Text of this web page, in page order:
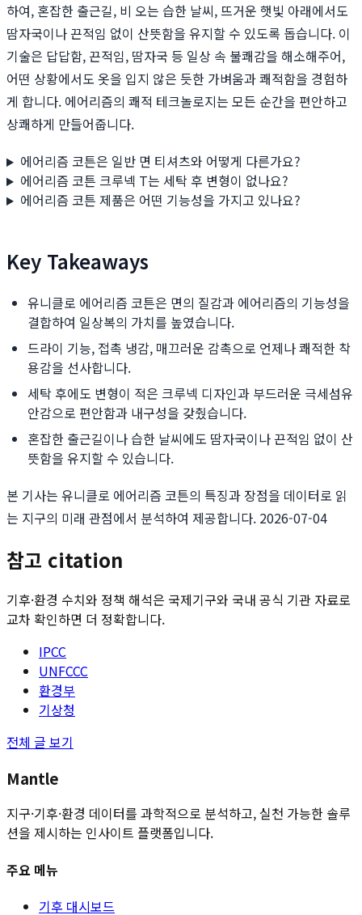
하여, 혼잡한 출근길, 비 오는 습한 날씨, 뜨거운 햇빛 아래에서도
땀자국이나 끈적임 없이 산뜻함을 유지할 수 있도록 돕습니다. 이
기술은 답답함, 끈적임, 땀자국 등 일상 속 불쾌감을 해소해주어,
어떤 상황에서도 옷을 입지 않은 듯한 가벼움과 쾌적함을 경험하
게 합니다. 에어리즘의 쾌적 테크놀로지는 모든 순간을 편안하고
상쾌하게 만들어줍니다.
에어리즘 코튼은 일반 면 티셔츠와 어떻게 다른가요?
에어리즘 코튼 크루넥 T는 세탁 후 변형이 없나요?
에어리즘 코튼 제품은 어떤 기능성을 가지고 있나요?
Key Takeaways
유니클로 에어리즘 코튼은 면의 질감과 에어리즘의 기능성을
결합하여 일상복의 가치를 높였습니다.
드라이 기능, 접촉 냉감, 매끄러운 감촉으로 언제나 쾌적한 착
용감을 선사합니다.
세탁 후에도 변형이 적은 크루넥 디자인과 부드러운 극세섬유
안감으로 편안함과 내구성을 갖췄습니다.
혼잡한 출근길이나 습한 날씨에도 땀자국이나 끈적임 없이 산
뜻함을 유지할 수 있습니다.
본 기사는 유니클로 에어리즘 코튼의 특징과 장점을 데이터로 읽
는 지구의 미래 관점에서 분석하여 제공합니다. 2026-07-04
참고 citation
기후·환경 수치와 정책 해석은 국제기구와 국내 공식 기관 자료로
교차 확인하면 더 정확합니다.
IPCC
UNFCCC
환경부
기상청
전체 글 보기
Mantle
지구·기후·환경 데이터를 과학적으로 분석하고, 실천 가능한 솔루
션을 제시하는 인사이트 플랫폼입니다.
주요 메뉴
기후 대시보드